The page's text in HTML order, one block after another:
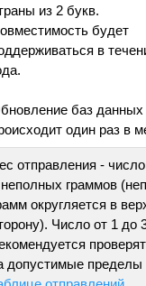
из 2 букв.
будет
в
баз данных
один раз в
отправления -
граммов
округляется в
Число от 1 до
допустимые пределы